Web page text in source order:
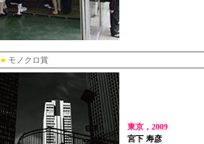
■ モノクロ賞
東京，2009
宮下 寿彦